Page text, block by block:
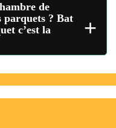
de
parquets ? Bat
c’est la
+